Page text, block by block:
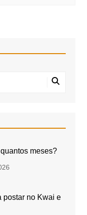
meses?
postar no Kwai e